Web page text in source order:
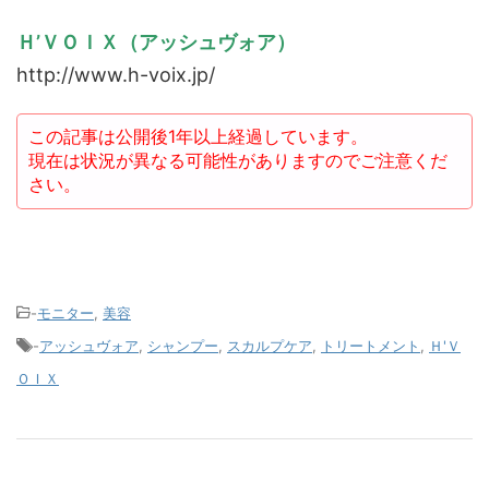
Ｈ’ＶＯＩＸ（アッシュヴォア）
http://www.h-voix.jp/
この記事は公開後1年以上経過しています。
現在は状況が異なる可能性がありますのでご注意くだ
さい。
-モニター
美容
-アッシュヴォア シャンプー スカルプケア トリートメント
Ｈ'Ｖ
ＯＩＸ